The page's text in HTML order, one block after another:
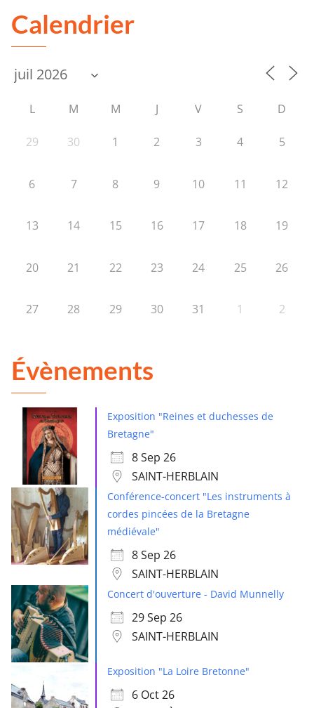
Calendrier
L M M J V S D
29 30 1 2 3 4 5
6 7 8 9 10 11 12
13 14 15 16 17 18 19
20 21 22 23 24 25 26
27 28 29 30 31 1 2
Évènements
Exposition "Reines et duchesses de
Bretagne"
8 Sep 26
SAINT-HERBLAIN
Conférence-concert "Les instruments à
cordes pincées de la Bretagne
médiévale"
8 Sep 26
SAINT-HERBLAIN
Concert d'ouverture - David Munnelly
29 Sep 26
SAINT-HERBLAIN
Exposition "La Loire Bretonne"
6 Oct 26